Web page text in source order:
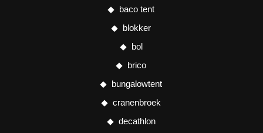
baco tent
blokker
bol
brico
bungalowtent
cranenbroek
decathlon